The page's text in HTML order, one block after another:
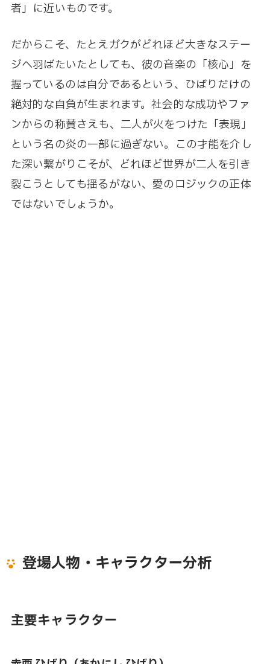
者」に近いものです。
だからこそ、たとえガクがどれほど大きなステー
ジへ羽ばたいたとしても、彼の音楽の「核心」を
握っているのは自分であるという、ひばりだけの
絶対的な自負が生まれます。社会的な成功やファ
ンからの称賛さえも、二人が火をつけた「表現」
という名の炎の一部に過ぎない。この才能を介し
た深い繋がりこそが、どれほど世界が二人を引き
裂こうとしても揺るがない、愛のロジックの正体
ではないでしょうか。
登場人物・キャラクター分析
主要キャラクター